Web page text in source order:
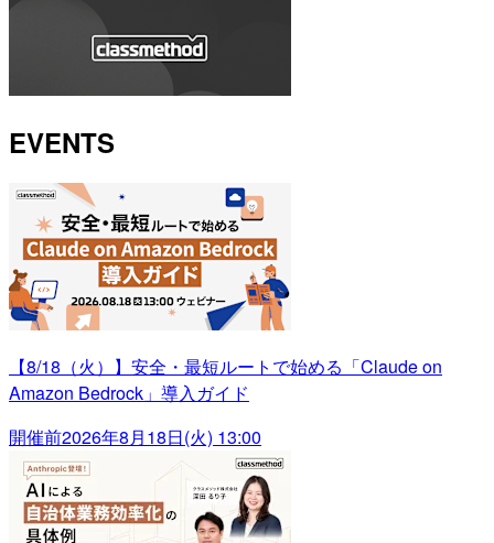
EVENTS
【8/18（火）】安全・最短ルートで始める「Claude on
Amazon Bedrock」導入ガイド
開催前2026年8月18日(火) 13:00